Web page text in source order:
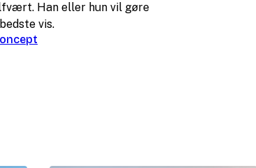
Han eller hun vil gøre
vis.